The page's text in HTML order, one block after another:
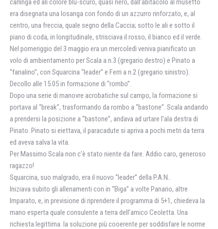
carlinga ed ali colore blu-scuro, quasi nero, dall’abitacolo al musetto
era disegnata una losanga con fondo di un azzurro rinforzato, e, al
centro, una freccia, quale segno della Caccia; sotto le ali e sotto il
piano di coda, in longitudinale, strisciava il rosso, il bianco ed il verde.
Nel pomeriggio del 3 maggio era un mercoledì veniva pianificato un
volo di ambientamento per Scala a n.3 (gregario destro) e Pinato a
“fanalino”, con Squarcina “leader” e Ferri a n.2 (gregario sinistro).
Decollo alle 15.05 in formazione di “rombo”.
Dopo una serie di manovre acrobatiche sul campo, la formazione si
portava al “break”, trasformando da rombo a “bastone”. Scala andando
a prendersi la posizione a “bastone”, andava ad urtare l’ala destra di
Pinato. Pinato si eiettava, il paracadute si apriva a pochi metri da terra
ed aveva salva la vita.
Per Massimo Scala non c’è stato niente da fare. Addio caro, generoso
ragazzo!
Squarcina, suo malgrado, era il nuovo “leader” della P.A.N..
Iniziava subito gli allenamenti con in “Biga” a volte Panario, altre
Imparato, e, in previsione di riprendere il programma di 5+1, chiedeva la
mano esperta quale consulente a terra dell’amico Ceoletta. Una
richiesta legittima. la soluzione più cooerente per soddisfare le norme